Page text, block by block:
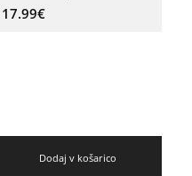
17.99€
Dodaj v košarico